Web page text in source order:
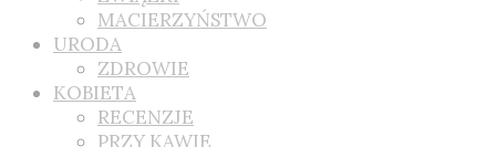
MACIERZYŃSTWO
URODA
ZDROWIE
KOBIETA
RECENZJE
PRZY KAWIE